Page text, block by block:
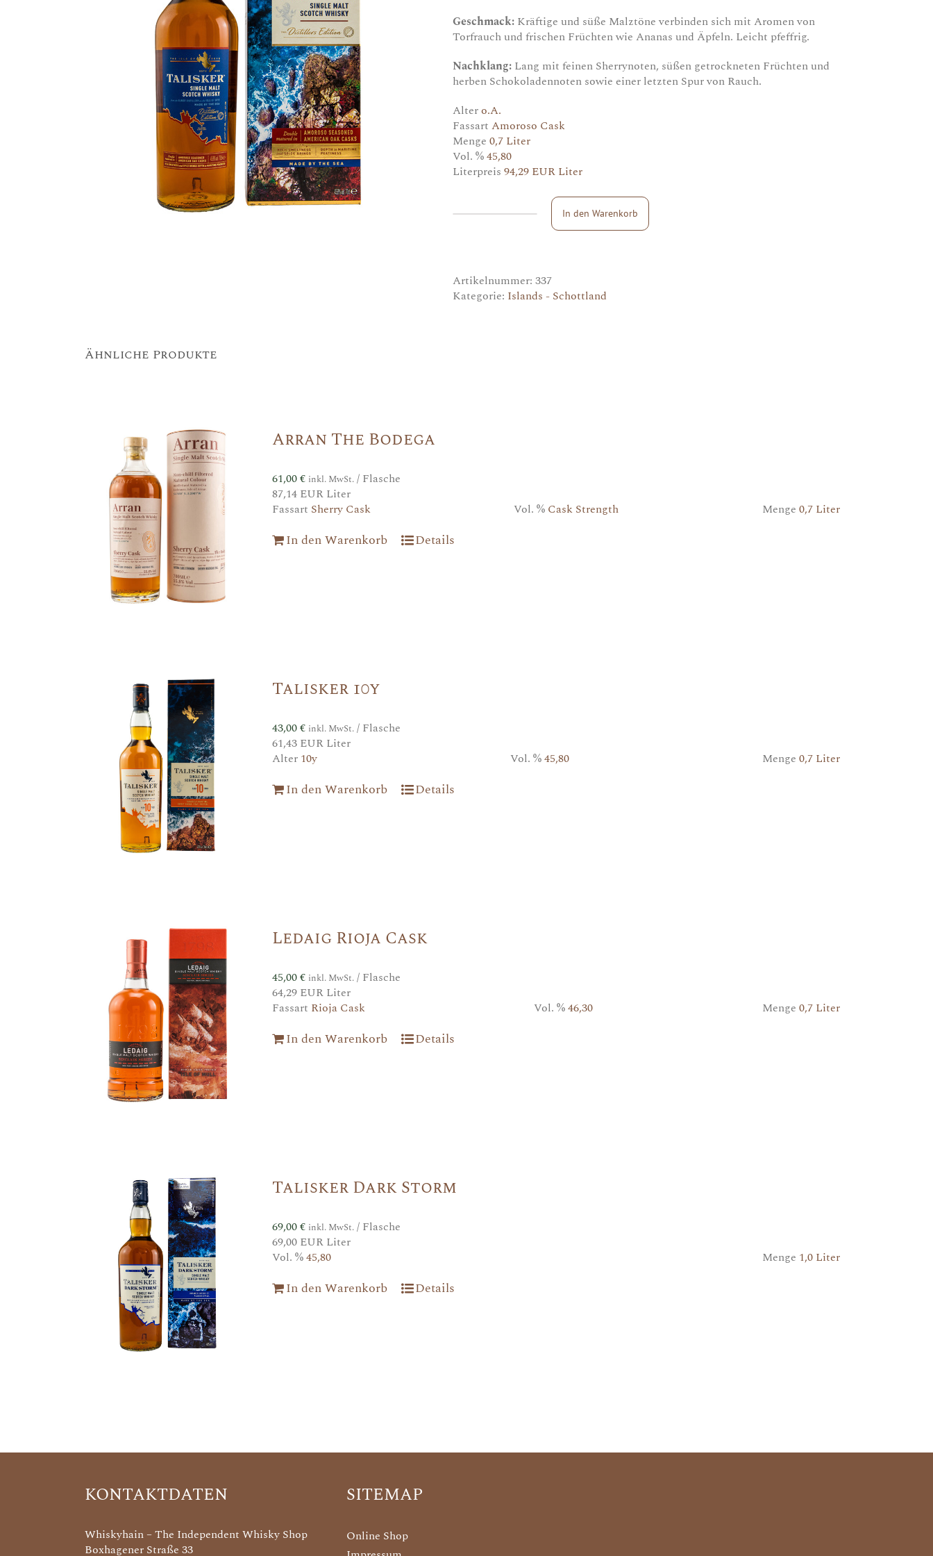
Geschmack: Kräftige und süße Malztöne verbinden sich mit Aromen von
Torfrauch und frischen Früchten wie Ananas und Äpfeln. Leicht pfeffrig.
Nachklang: Lang mit feinen Sherrynoten, süßen getrockneten Früchten und
herben Schokoladennoten sowie einer letzten Spur von Rauch.
Altero.A.
Fassart Amoroso Cask
Menge 0,7 Liter
Vol. %45,80
Literpreis 94,29 EUR Liter
Talisker
In den Warenkorb
Artikelnummer: 337
Kategorie: Islands - Schottland
Ähnliche Produkte
Arran The Bodega
61,00€ inkl. MwSt./ Flasche
87,14 EUR Liter
Fassart Sherry Cask Vol. % Cask Strength Menge 0,7 Liter
In den Warenkorb Details
Talisker 10y
43,00€ inkl. MwSt./ Flasche
61,43 EUR Liter
Alter 10y Vol. %45,80 Menge 0,7 Liter
In den Warenkorb Details
Ledaig Rioja Cask
45,00€ inkl. MwSt./ Flasche
64,29 EUR Liter
Fassart Rioja Cask Vol. %46,30 Menge 0,7 Liter
In den Warenkorb Details
Talisker Dark Storm
69,00€ inkl. MwSt./ Flasche
69,00 EUR Liter
Vol. %45,80 Menge 1,0 Liter
In den Warenkorb Details
KONTAKTDATEN
Whiskyhain – The Independent Whisky Shop
Boxhagener Straße 33
SITEMAP
Online Shop